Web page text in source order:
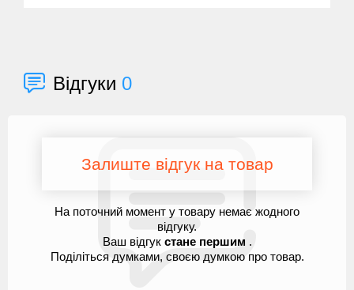
Відгуки 0
Залиште відгук на товар
На поточний момент у товару немає жодного
відгуку.
Ваш відгук стане першим .
Поділіться думками, своєю думкою про товар.